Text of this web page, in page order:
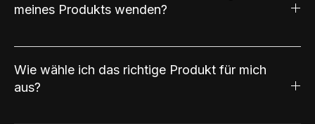
meines Produkts wenden?
Wie wähle ich das richtige Produkt für mich
aus?